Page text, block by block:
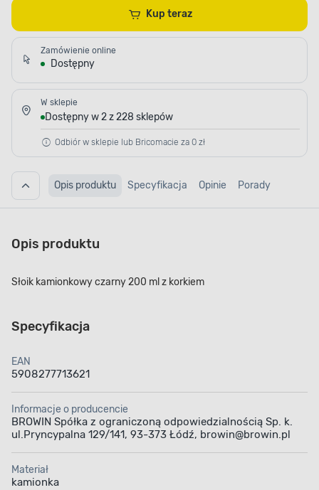
Kup teraz
Zamówienie online
Dostępny
W sklepie
Dostępny w 2 z 228 sklepów
Odbiór w sklepie lub Bricomacie za 0 zł
Opis produktu Specyfikacja Opinie Porady
Opis produktu
Słoik kamionkowy czarny 200 ml z korkiem
Specyfikacja
EAN
5908277713621
Informacje o producencie
BROWIN Spółka z ograniczoną odpowiedzialnością Sp. k.
ul.Pryncypalna 129/141, 93-373 Łódź, browin@browin.pl
Materiał
kamionka